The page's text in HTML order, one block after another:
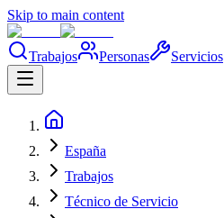
Skip to main content
Trabajos Personas Servicios
España
Trabajos
Técnico de Servicio